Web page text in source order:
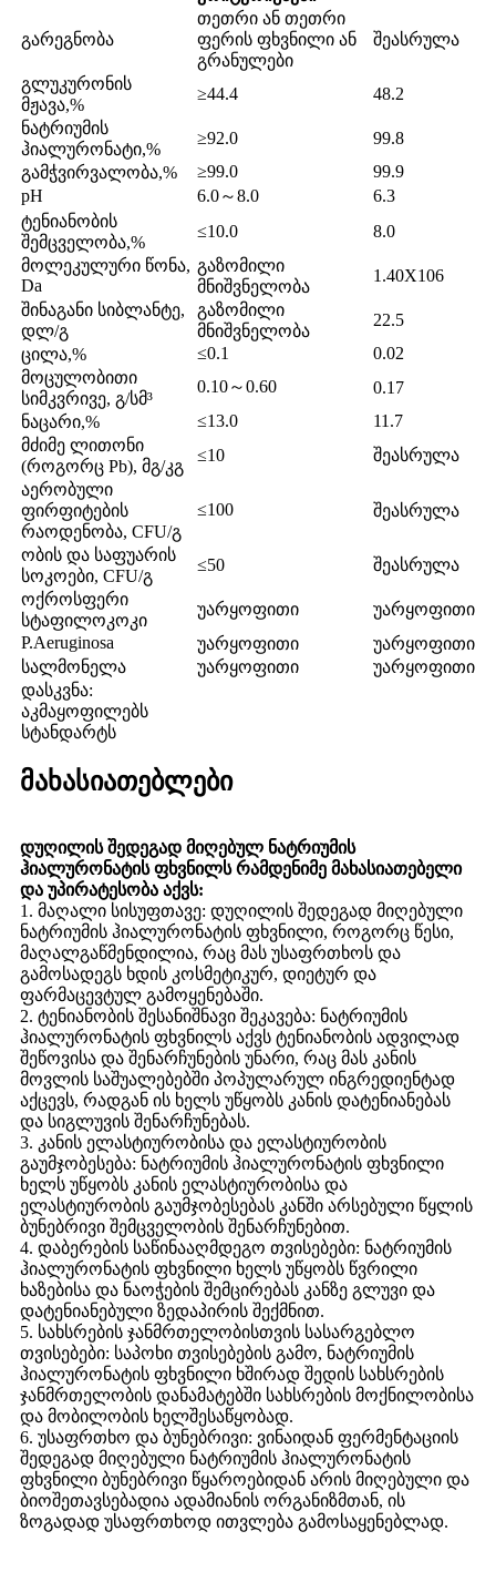
გარეგნობა
თეთრი ან თეთრი
ფერის ფხვნილი ან
გრანულები
შეასრულა
გლუკურონის
მჟავა,%
≥44.4
48.2
ნატრიუმის
ჰიალურონატი,%
≥92.0
99.8
გამჭვირვალობა,%
≥99.0
99.9
pH
6.0～8.0
6.3
ტენიანობის
შემცველობა,%
≤10.0
8.0
მოლეკულური წონა,
Da
გაზომილი
მნიშვნელობა
1.40X106
შინაგანი სიბლანტე,
დლ/გ
გაზომილი
მნიშვნელობა
22.5
ცილა,%
≤0.1
0.02
მოცულობითი
სიმკვრივე, გ/სმ³
0.10～0.60
0.17
ნაცარი,%
≤13.0
11.7
მძიმე ლითონი
(როგორც Pb), მგ/კგ
≤10
შეასრულა
აერობული
ფირფიტების
რაოდენობა, CFU/გ
≤100 შეასრულა
ობის და საფუარის
სოკოები, CFU/გ
≤50
შეასრულა
ოქროსფერი
სტაფილოკოკი
უარყოფითი
უარყოფითი
P.Aeruginosa
უარყოფითი
უარყოფითი
სალმონელა
უარყოფითი
უარყოფითი
დასკვნა:
აკმაყოფილებს
სტანდარტს
მახასიათებლები
დუღილის შედეგად მიღებულ ნატრიუმის
ჰიალურონატის ფხვნილს რამდენიმე მახასიათებელი
და უპირატესობა აქვს:
1. მაღალი სისუფთავე: დუღილის შედეგად მიღებული
ნატრიუმის ჰიალურონატის ფხვნილი, როგორც წესი,
მაღალგაწმენდილია, რაც მას უსაფრთხოს და
გამოსადეგს ხდის კოსმეტიკურ, დიეტურ და
ფარმაცევტულ გამოყენებაში.
2. ტენიანობის შესანიშნავი შეკავება: ნატრიუმის
ჰიალურონატის ფხვნილს აქვს ტენიანობის ადვილად
შეწოვისა და შენარჩუნების უნარი, რაც მას კანის
მოვლის საშუალებებში პოპულარულ ინგრედიენტად
აქცევს, რადგან ის ხელს უწყობს კანის დატენიანებას
და სიგლუვის შენარჩუნებას.
3. კანის ელასტიურობისა და ელასტიურობის
გაუმჯობესება: ნატრიუმის ჰიალურონატის ფხვნილი
ხელს უწყობს კანის ელასტიურობისა და
ელასტიურობის გაუმჯობესებას კანში არსებული წყლის
ბუნებრივი შემცველობის შენარჩუნებით.
4. დაბერების საწინააღმდეგო თვისებები: ნატრიუმის
ჰიალურონატის ფხვნილი ხელს უწყობს წვრილი
ხაზებისა და ნაოჭების შემცირებას კანზე გლუვი და
დატენიანებული ზედაპირის შექმნით.
5. სახსრების ჯანმრთელობისთვის სასარგებლო
თვისებები: საპოხი თვისებების გამო, ნატრიუმის
ჰიალურონატის ფხვნილი ხშირად შედის სახსრების
ჯანმრთელობის დანამატებში სახსრების მოქნილობისა
და მობილობის ხელშესაწყობად.
6. უსაფრთხო და ბუნებრივი: ვინაიდან ფერმენტაციის
შედეგად მიღებული ნატრიუმის ჰიალურონატის
ფხვნილი ბუნებრივი წყაროებიდან არის მიღებული და
ბიოშეთავსებადია ადამიანის ორგანიზმთან, ის
ზოგადად უსაფრთხოდ ითვლება გამოსაყენებლად.